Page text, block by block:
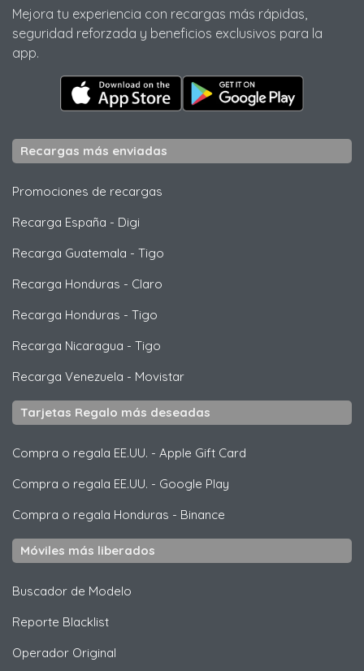
Mejora tu experiencia con recargas más rápidas,
seguridad reforzada y beneficios exclusivos para la
app.
Recargas más enviadas
Promociones de recargas
Recarga España - Digi
Recarga Guatemala - Tigo
Recarga Honduras - Claro
Recarga Honduras - Tigo
Recarga Nicaragua - Tigo
Recarga Venezuela - Movistar
Tarjetas Regalo más deseadas
Compra o regala EE.UU. - Apple Gift Card
Compra o regala EE.UU. - Google Play
Compra o regala Honduras - Binance
Móviles más liberados
Buscador de Modelo
Reporte Blacklist
Operador Original